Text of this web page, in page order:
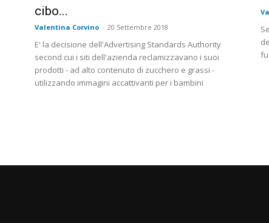
cibo...
Valentina Corvino - 20 Settembre 2018
E' la decisione dell'Advertising Standards Authority
second cui i siti dell'azienda reclamizzavano i suoi
prodotti - ad alto contenuto di zucchero e grassi -
utilizzando immagini accattivanti per i bambini